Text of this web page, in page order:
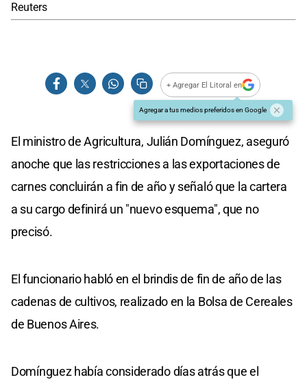
Reuters
+ Agregar El Litoral en
Agregar a tus medios preferidos en Google
El ministro de Agricultura, Julián Domínguez, aseguró
anoche que las restricciones a las exportaciones de
carnes concluirán a fin de año y señaló que la cartera
a su cargo definirá un "nuevo esquema", que no
precisó.
El funcionario habló en el brindis de fin de año de las
cadenas de cultivos, realizado en la Bolsa de Cereales
de Buenos Aires.
Domínguez había considerado días atrás que el